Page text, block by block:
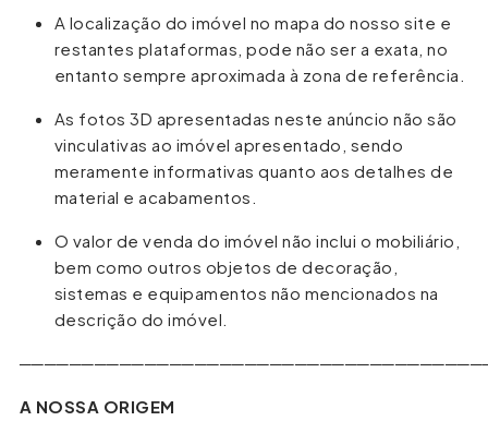
A localização do imóvel no mapa do nosso site e
restantes plataformas, pode não ser a exata, no
entanto sempre aproximada à zona de referência.
As fotos 3D apresentadas neste anúncio não são
vinculativas ao imóvel apresentado, sendo
meramente informativas quanto aos detalhes de
material e acabamentos.
O valor de venda do imóvel não inclui o mobiliário,
bem como outros objetos de decoração,
sistemas e equipamentos não mencionados na
descrição do imóvel.
A NOSSA ORIGEM